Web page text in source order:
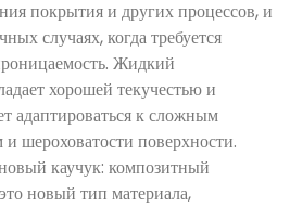
покрытия и других процессов, и
случаях, когда требуется
Жидкий
хорошей текучестью и
адаптироваться к сложным
шероховатости поверхности.
каучук: композитный
новый тип материала,